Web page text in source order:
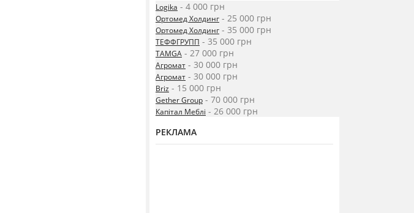
Logika - 4 000 грн
Ортомед Холдинг - 25 000 грн
Ортомед Холдинг - 35 000 грн
ТЕФФГРУПП - 35 000 грн
TAMGA - 27 000 грн
Агромат - 30 000 грн
Агромат - 30 000 грн
Briz - 15 000 грн
Gether Group - 70 000 грн
Капітал Меблі - 26 000 грн
РЕКЛАМА